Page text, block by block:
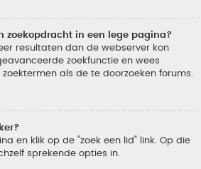
zoekopdracht in een lege pagina?
resultaten dan de webserver kon
zoekfunctie en wees
als de te doorzoeken forums.
en klik op de "zoek een lid" link. Op die
sprekende opties in.